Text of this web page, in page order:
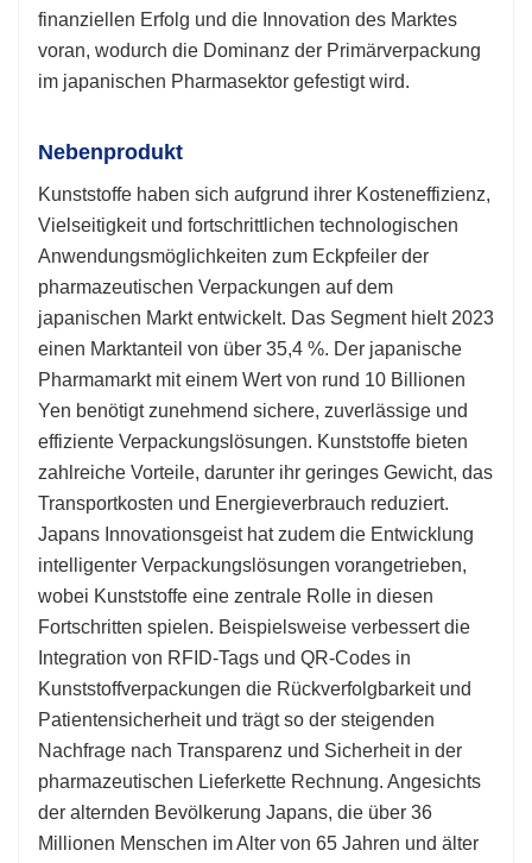
finanziellen Erfolg und die Innovation des Marktes
voran, wodurch die Dominanz der Primärverpackung
im japanischen Pharmasektor gefestigt wird.
Nebenprodukt
Kunststoffe haben sich aufgrund ihrer Kosteneffizienz,
Vielseitigkeit und fortschrittlichen technologischen
Anwendungsmöglichkeiten zum Eckpfeiler der
pharmazeutischen Verpackungen auf dem
japanischen Markt entwickelt. Das Segment hielt 2023
einen Marktanteil von über 35,4 %. Der japanische
Pharmamarkt mit einem Wert von rund 10 Billionen
Yen benötigt zunehmend sichere, zuverlässige und
effiziente Verpackungslösungen. Kunststoffe bieten
zahlreiche Vorteile, darunter ihr geringes Gewicht, das
Transportkosten und Energieverbrauch reduziert.
Japans Innovationsgeist hat zudem die Entwicklung
intelligenter Verpackungslösungen vorangetrieben,
wobei Kunststoffe eine zentrale Rolle in diesen
Fortschritten spielen. Beispielsweise verbessert die
Integration von RFID-Tags und QR-Codes in
Kunststoffverpackungen die Rückverfolgbarkeit und
Patientensicherheit und trägt so der steigenden
Nachfrage nach Transparenz und Sicherheit in der
pharmazeutischen Lieferkette Rechnung. Angesichts
der alternden Bevölkerung Japans, die über 36
Millionen Menschen im Alter von 65 Jahren und älter